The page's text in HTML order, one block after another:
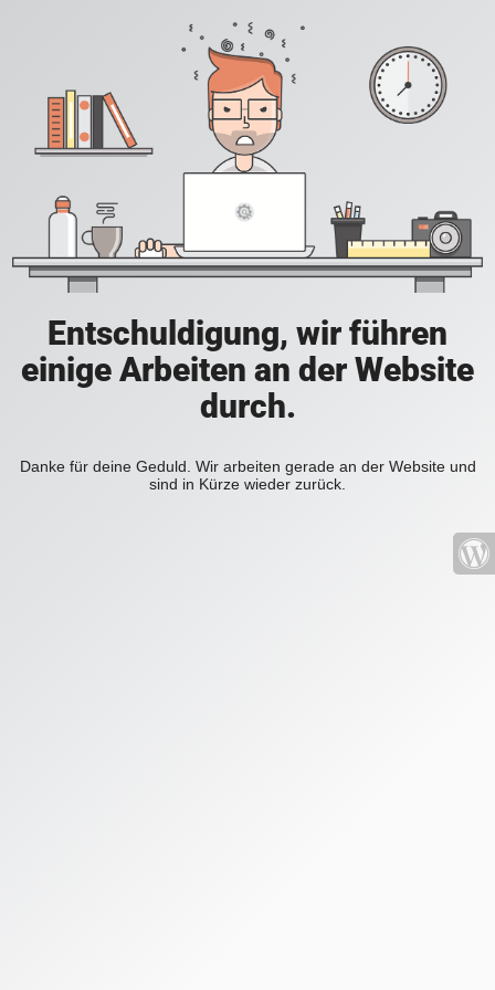
Entschuldigung, wir führen
einige Arbeiten an der Website
durch.
Danke für deine Geduld. Wir arbeiten gerade an der Website und
sind in Kürze wieder zurück.